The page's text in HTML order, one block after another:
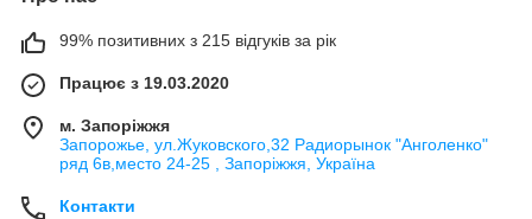
99% позитивних з 215 відгуків за рік
Працює з 19.03.2020
м. Запоріжжя
Запорожье, ул.Жуковского,32 Радиорынок "Анголенко"
ряд 6в,место 24-25 , Запоріжжя, Україна
Контакти